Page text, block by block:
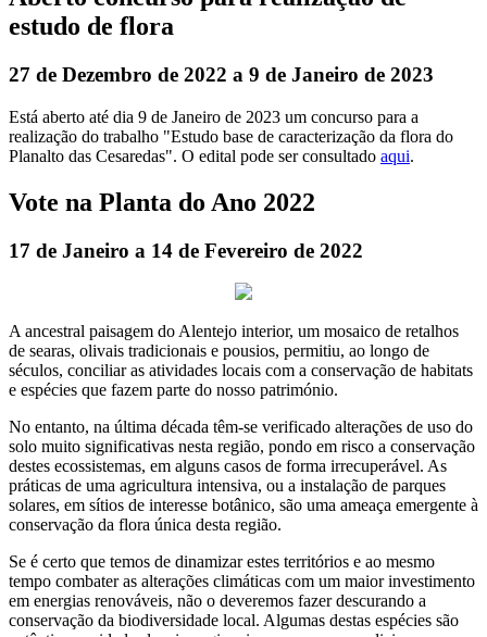
estudo de flora
27 de Dezembro de 2022 a 9 de Janeiro de 2023
Está aberto até dia 9 de Janeiro de 2023 um concurso para a
realização do trabalho "Estudo base de caracterização da flora do
Planalto das Cesaredas". O edital pode ser consultado aqui.
Vote na Planta do Ano 2022
17 de Janeiro a 14 de Fevereiro de 2022
A ancestral paisagem do Alentejo interior, um mosaico de retalhos
de searas, olivais tradicionais e pousios, permitiu, ao longo de
séculos, conciliar as atividades locais com a conservação de habitats
e espécies que fazem parte do nosso património.
No entanto, na última década têm-se verificado alterações de uso do
solo muito significativas nesta região, pondo em risco a conservação
destes ecossistemas, em alguns casos de forma irrecuperável. As
práticas de uma agricultura intensiva, ou a instalação de parques
solares, em sítios de interesse botânico, são uma ameaça emergente à
conservação da flora única desta região.
Se é certo que temos de dinamizar estes territórios e ao mesmo
tempo combater as alterações climáticas com um maior investimento
em energias renováveis, não o deveremos fazer descurando a
conservação da biodiversidade local. Algumas destas espécies são